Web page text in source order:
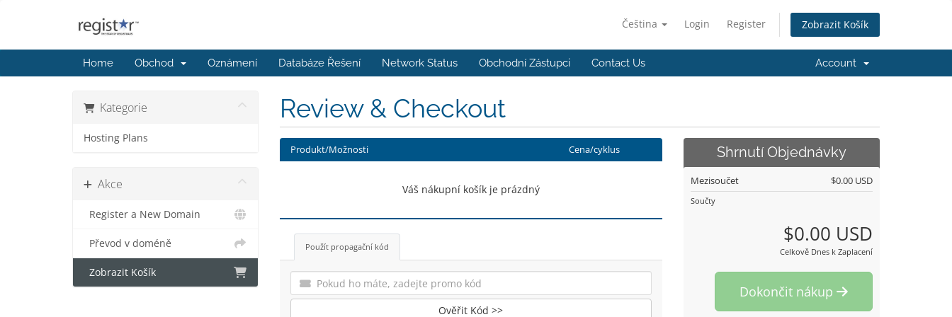
Čeština Login Register Zobrazit Košík
Home Obchod Oznámení Databáze Řešení Network Status Obchodní Zástupci Contact Us Account
Kategorie
Hosting Plans
Akce
Register a New Domain
Převod v doméně
Zobrazit Košík
Review & Checkout
Produkt/Možnosti Cena/cyklus
Váš nákupní košík je prázdný
Použít propagační kód
Ověřit Kód >>
Shrnutí Objednávky
Mezisoučet $0.00 USD
Součty
$0.00 USD
Celkově Dnes k Zaplacení
Dokončit nákup